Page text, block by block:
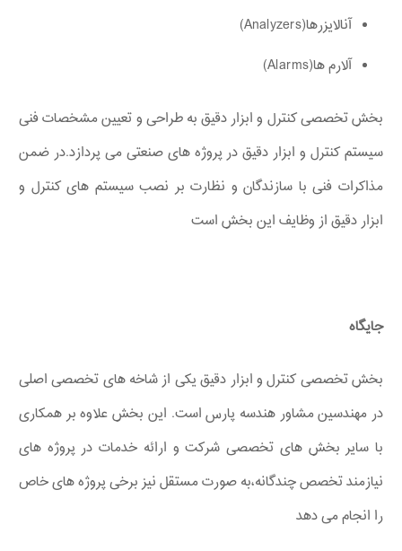
آنالایزرها(Analyzers)
آلارم ها(Alarms)
بخش تخصصی کنترل و ابزار دقیق به طراحی و تعیین مشخصات فنی
سیستم کنترل و ابزار دقیق در پروژه های صنعتی می پردازد.در ضمن
مذاکرات فنی با سازندگان و نظارت بر نصب سیستم های کنترل و
ابزار دقیق از وظایف این بخش است
جایگاه
بخش تخصصی کنترل و ابزار دقیق یکی از شاخه های تخصصی اصلی
در مهندسین مشاور هندسه پارس است. این بخش علاوه بر همکاری
با سایر بخش های تخصصی شرکت و ارائه خدمات در پروژه های
نیازمند تخصص چندگانه،به صورت مستقل نیز برخی پروژه های خاص
را انجام می دهد